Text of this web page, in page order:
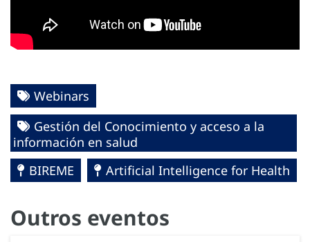
Webinars
Gestión del Conocimiento y acceso a la
información en salud
BIREME
Artificial Intelligence for Health
Outros eventos